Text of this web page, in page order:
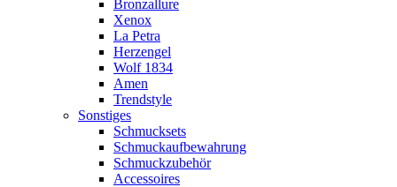
Bronzallure
Xenox
La Petra
Herzengel
Wolf 1834
Amen
Trendstyle
Sonstiges
Schmucksets
Schmuckaufbewahrung
Schmuckzubehör
Accessoires